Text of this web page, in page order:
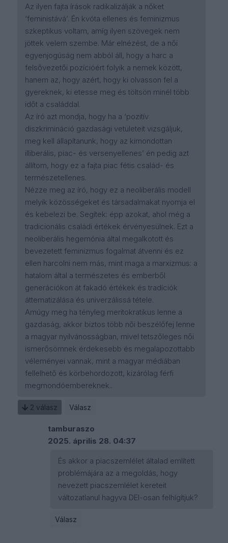
Az ilyen fajta írások radikalizálják a nőket
‘feministává’. Én kvóta ellenes és feminizmus
szkeptikus voltam, amíg ilyen szövegek nem
jöttek velem szembe. Már elnézést, de a női
egyenjogúság nem abból áll, hogy a harc a
felsővezetői pozícióért folyik a nemek között,
hanem az, hogy azért, hogy ki olvasson fel a
gyereknek, ki etesse meg és töltsön minél több
időt a családdal.
Az író azt mondja, hogy ha a ‘pozitív
diszkrimináció gazdasági vetületeit vizsgáljuk,
meg kell állapítanunk, hogy az kimondottan
illiberális, piac- és versenyellenes’ én pedig azt
állítom, hogy ez a fajta piac fétis család- és
természetellenes.
Nézze meg az író, hogy ez a neoliberális modell
melyik közösségeket és társadalmakat nyomja el
és kebelezi be. Segítek: épp azokat, ahol még a
tradicionális családi értékek érvényesülnek. Ezt a
neoliberális hegemónia által megalkotott és
bevezetett feminizmus fogalmat átvenni és ez
ellen harcolni nem más, mint maga a marxizmus: a
hatalom által a természetes és emberből
generációkon át fakadó értékek és tradíciók
áttematizálása és univerzálissá tétele.
Amúgy meg ha tényleg meritokratikus lenne a
gazdaság, akkor biztos több női beszélőfej lenne
a magyar nyilvánosságban, mivel tetszőleges női
ismerősömnek érdekesebb és megalapozottabb
véleményei vannak, mint a magyar médiában
fellelhető és körbehordozott, kizárólag férfi
megmondóembereknek..
2 válasz Válasz
tamburaszo
2025. április 28. 04:37
És akkor a piacszemlélet általad említett
problémájára az a megoldás, hogy
nevezett piacszemlélet kereteit
változatlanul hagyva DEI-osan felhígítjuk?
Válasz